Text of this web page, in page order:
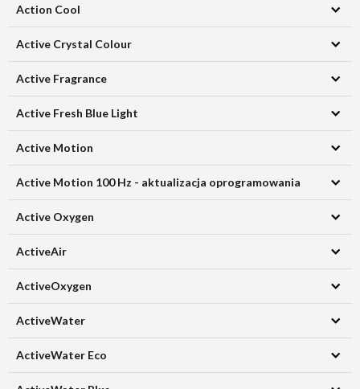
Action Cool
Active Crystal Colour
Active Fragrance
Active Fresh Blue Light
Active Motion
Active Motion 100 Hz - aktualizacja oprogramowania
Active Oxygen
ActiveAir
ActiveOxygen
ActiveWater
ActiveWater Eco